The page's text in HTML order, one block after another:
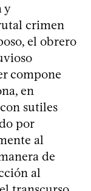
y
crimen
el obrero
compone
en
sutiles
por
al
de
al